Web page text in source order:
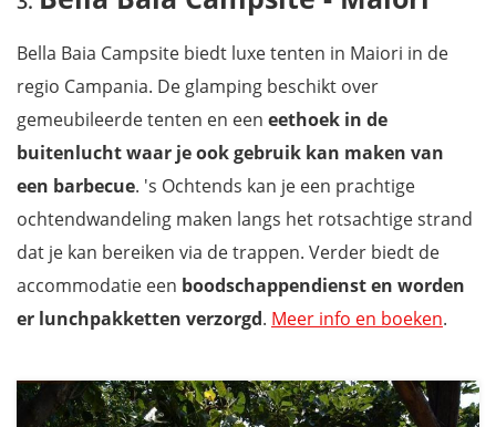
Bella Baia Campsite biedt luxe tenten in Maiori in de
regio Campania. De glamping beschikt over
gemeubileerde tenten en een eethoek in de
buitenlucht waar je ook gebruik kan maken van
een barbecue. 's Ochtends kan je een prachtige
ochtendwandeling maken langs het rotsachtige strand
dat je kan bereiken via de trappen. Verder biedt de
accommodatie een boodschappendienst en worden
er lunchpakketten verzorgd. Meer info en boeken.